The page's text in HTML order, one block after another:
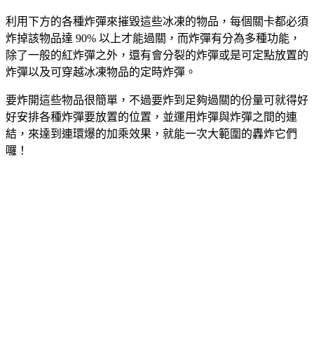
利用下方的各種炸彈來摧毀這些冰凍的物品，每個關卡都必須
炸掉該物品達 90% 以上才能過關，而炸彈有分為多種功能，
除了一般的紅炸彈之外，還有會分裂的炸彈或是可定點放置的
炸彈以及可穿越冰凍物品的定時炸彈。
要炸開這些物品很簡單，不過要炸到足夠過關的份量可就得好
好安排各種炸彈要放置的位置，並運用炸彈與炸彈之間的連
結，來達到連環爆的加乘效果，就能一次大範圍的轟炸它們
囉！